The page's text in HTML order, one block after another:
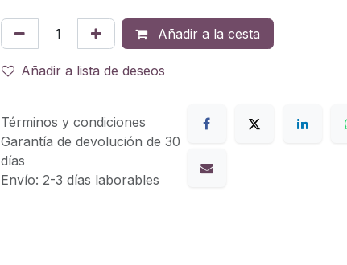
Añadir a la cesta
Añadir a lista de deseos
Términos y condiciones
Garantía de devolución de 30
días
Envío: 2-3 días laborables